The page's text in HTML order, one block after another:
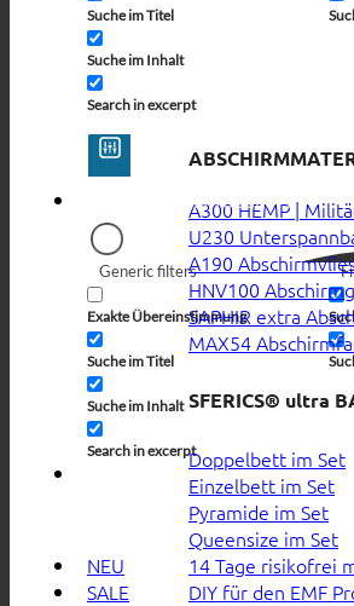
Suche im Titel
Suche im Inhalt
Search in excerpt
Generic filters
Exakte Übereinstimmung
Suche im Titel
Suche im Inhalt
Search in excerpt
NEU
SALE
A300 HEMP |
U230
A190
HNV100
SAPHIR extra
MAX54
SFERICS® ultra
Doppelbett im Set
Einzelbett im Set
Pyramide im Set
Queensize im Set
14 Tage risikofrei
DIY für den EMF